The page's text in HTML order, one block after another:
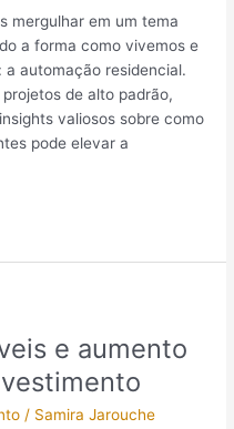
mergulhar em um tema
a forma como vivemos e
a automação residencial.
de alto padrão,
valiosos sobre como
pode elevar a
e aumento
/ Samira Jarouche